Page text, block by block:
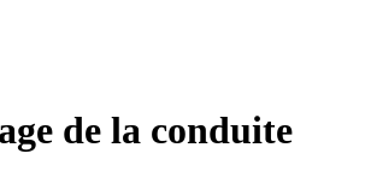
de la conduite